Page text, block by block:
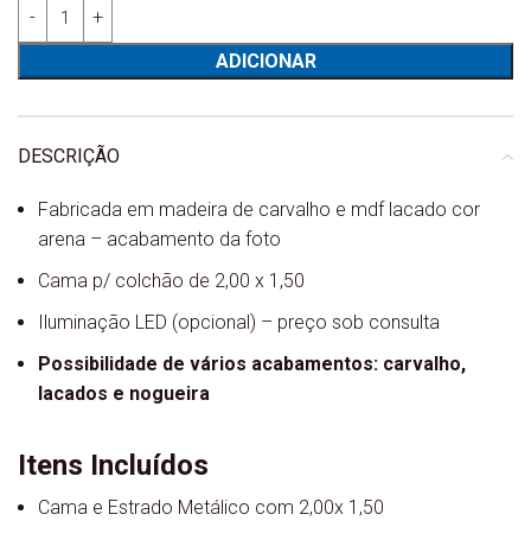
ADICIONAR
DESCRIÇÃO
Fabricada em madeira de carvalho e mdf lacado cor
arena – acabamento da foto
Cama p/ colchão de 2,00 x 1,50
Iluminação LED (opcional) – preço sob consulta
Possibilidade de vários acabamentos: carvalho,
lacados e nogueira
Itens Incluídos
Cama e Estrado Metálico com 2,00x 1,50